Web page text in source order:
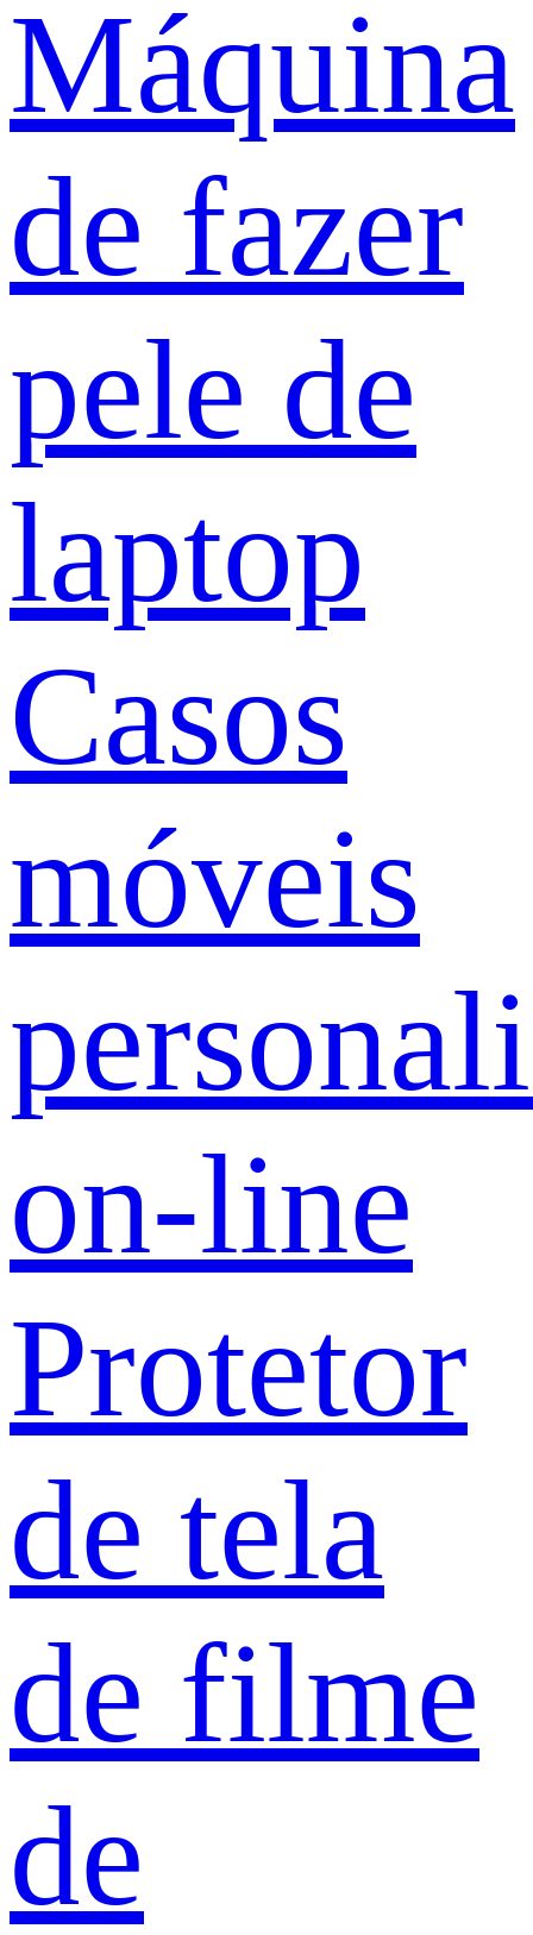
Máquina
de fazer
pele de
laptop
Casos
móveis
on-line
Protetor
de tela
de filme
de